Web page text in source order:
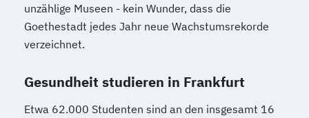
unzählige Museen - kein Wunder, dass die
Goethestadt jedes Jahr neue Wachstumsrekorde
verzeichnet.
Gesundheit studieren in Frankfurt
Etwa 62.000 Studenten sind an den insgesamt 16